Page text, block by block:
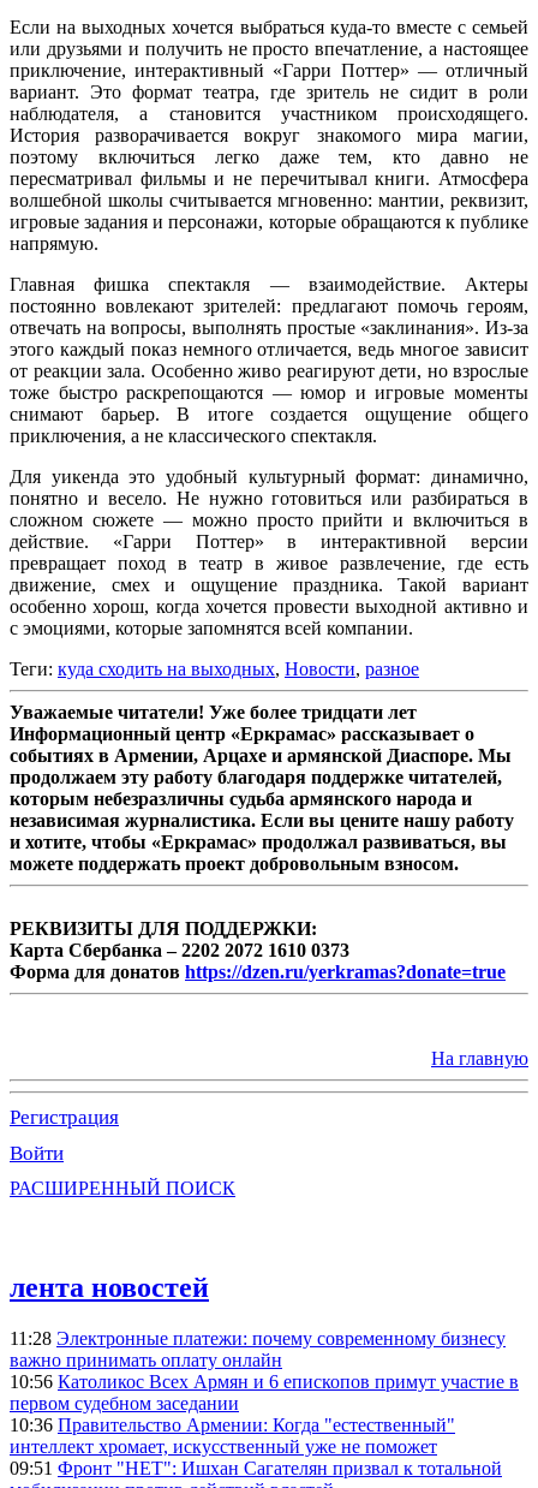
Если на выходных хочется выбраться куда-то вместе с семьей
или друзьями и получить не просто впечатление, а настоящее
приключение, интерактивный «Гарри Поттер» — отличный
вариант. Это формат театра, где зритель не сидит в роли
наблюдателя, а становится участником происходящего.
История разворачивается вокруг знакомого мира магии,
поэтому включиться легко даже тем, кто давно не
пересматривал фильмы и не перечитывал книги. Атмосфера
волшебной школы считывается мгновенно: мантии, реквизит,
игровые задания и персонажи, которые обращаются к публике
напрямую.
Главная фишка спектакля — взаимодействие. Актеры
постоянно вовлекают зрителей: предлагают помочь героям,
отвечать на вопросы, выполнять простые «заклинания». Из-за
этого каждый показ немного отличается, ведь многое зависит
от реакции зала. Особенно живо реагируют дети, но взрослые
тоже быстро раскрепощаются — юмор и игровые моменты
снимают барьер. В итоге создается ощущение общего
приключения, а не классического спектакля.
Для уикенда это удобный культурный формат: динамично,
понятно и весело. Не нужно готовиться или разбираться в
сложном сюжете — можно просто прийти и включиться в
действие. «Гарри Поттер» в интерактивной версии
превращает поход в театр в живое развлечение, где есть
движение, смех и ощущение праздника. Такой вариант
особенно хорош, когда хочется провести выходной активно и
с эмоциями, которые запомнятся всей компании.
Теги: куда сходить на выходных, Новости, разное
Уважаемые читатели! Уже более тридцати лет
Информационный центр «Еркрамас» рассказывает о
событиях в Армении, Арцахе и армянской Диаспоре. Мы
продолжаем эту работу благодаря поддержке читателей,
которым небезразличны судьба армянского народа и
независимая журналистика. Если вы цените нашу работу
и хотите, чтобы «Еркрамас» продолжал развиваться, вы
можете поддержать проект добровольным взносом.
РЕКВИЗИТЫ ДЛЯ ПОДДЕРЖКИ:
Карта Сбербанка – 2202 2072 1610 0373
Форма для донатов https://dzen.ru/yerkramas?donate=true
На главную
Регистрация
Войти
РАСШИРЕННЫЙ ПОИСК
лента новостей
11:28 Электронные платежи: почему современному бизнесу
важно принимать оплату онлайн
10:56 Католикос Всех Армян и 6 епископов примут участие в
первом судебном заседании
10:36 Правительство Армении: Когда "естественный"
интеллект хромает, искусственный уже не поможет
09:51 Фронт "НЕТ": Ишхан Сагателян призвал к тотальной